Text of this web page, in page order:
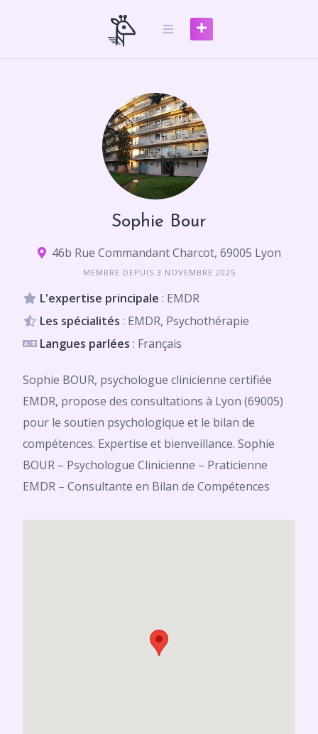
Sophie Bour
46b Rue Commandant Charcot, 69005 Lyon
MEMBRE DEPUIS 3 NOVEMBRE 2025
L'expertise principale : EMDR
Les spécialités : EMDR, Psychothérapie
Langues parlées : Français
Sophie BOUR, psychologue clinicienne certifiée
EMDR, propose des consultations à Lyon (69005)
pour le soutien psychologique et le bilan de
compétences. Expertise et bienveillance. Sophie
BOUR – Psychologue Clinicienne – Praticienne
EMDR – Consultante en Bilan de Compétences